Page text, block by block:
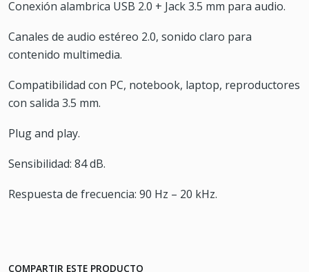
Conexión alambrica USB 2.0 + Jack 3.5 mm para audio.
Canales de audio estéreo 2.0, sonido claro para
contenido multimedia.
Compatibilidad con PC, notebook, laptop, reproductores
con salida 3.5 mm.
Plug and play.
Sensibilidad: 84 dB.
Respuesta de frecuencia: 90 Hz – 20 kHz.
COMPARTIR ESTE PRODUCTO